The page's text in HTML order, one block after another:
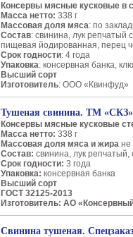
Консервы мясные кусковые в
Масса нетто: 338 г
Массовая доля мяса: по
Состав: свинина, лук репчатый
пищевая йодированная, перец
Срок годности: 4 года
Упаковка: консервная банка,
Высший сорт
Изготовитель: ООО «Квинфуд»
Тушеная свинина. ТМ «СКЗ»
Консервы мясные кусковые
Масса нетто: 338 г
Массовая доля мяса и жира не
Состав: свинина, лук
Срок годности: 3 года
Упаковка: консервная банка
Высший сорт
ГОСТ 32125-2013
Изготовитель: АО
Свинина тушеная.